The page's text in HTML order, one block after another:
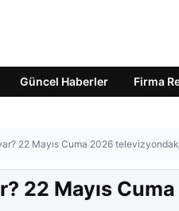
Güncel Haberler Firma
22 Mayıs Cuma 2026
22 Mayıs